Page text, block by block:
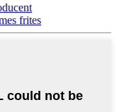
frites